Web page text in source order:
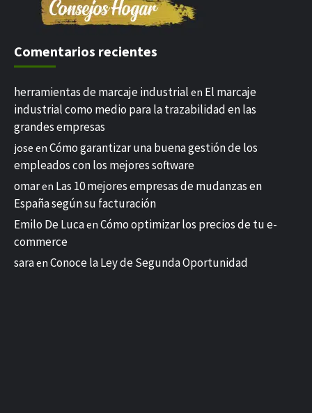
Comentarios recientes
herramientas de marcaje industrial en El marcaje
industrial como medio para la trazabilidad en las
grandes empresas
jose en Cómo garantizar una buena gestión de los
empleados con los mejores software
omaren Las 10 mejores empresas de mudanzas en
España según su facturación
Emilo De Lucaen Cómo optimizar los precios de tu e-
commerce
saraen Conoce la Ley de Segunda Oportunidad